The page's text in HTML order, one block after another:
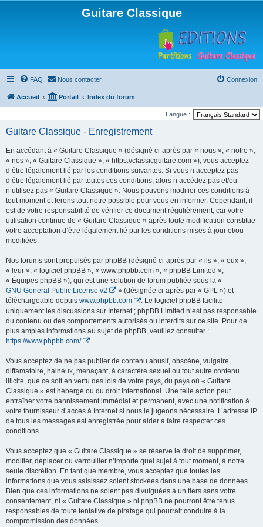
Guitare Classique
FAQ Nous contacter Connexion
Accueil Portail Index du forum
Langue :
Guitare Classique - Enregistrement
En accédant à « Guitare Classique » (désigné ci-après par « nous », « notre »,
« nos », « Guitare Classique », « https://classicguitare.com »), vous acceptez
d’être légalement lié par les conditions suivantes. Si vous n’acceptez pas
d’être légalement lié par toutes ces conditions, alors n’accédez pas et/ou
n’utilisez pas « Guitare Classique ». Nous pouvons modifier ces conditions à
tout moment et ferons tout notre possible pour vous en informer. Cependant, il
est de votre responsabilité de vérifier ce document régulièrement, car votre
utilisation continue de « Guitare Classique » après toute modification constitue
votre acceptation d’être légalement lié par les conditions mises à jour et/ou
modifiées.
Nos forums sont propulsés par phpBB (désigné ci-après par « ils », « eux »,
« leur », « logiciel phpBB », « www.phpbb.com », « phpBB Limited »,
« Équipes phpBB »), qui est une solution de forum publiée sous la «
GNU General Public License v2
» (désignée ci-après par « GPL ») et
téléchargeable depuis www.phpbb.com
. Le logiciel phpBB facilite
uniquement les discussions sur Internet ; phpBB Limited n’est pas responsable
du contenu ou des comportements autorisés ou interdits sur ce site. Pour de
plus amples informations au sujet de phpBB, veuillez consulter :
https://www.phpbb.com/
Vous acceptez de ne pas publier de contenu abusif, obscène, vulgaire,
diffamatoire, haineux, menaçant, à caractère sexuel ou tout autre contenu
illicite, que ce soit en vertu des lois de votre pays, du pays où « Guitare
Classique » est hébergé ou du droit international. Une telle action peut
entraîner votre bannissement immédiat et permanent, avec une notification à
votre fournisseur d’accès à Internet si nous le jugeons nécessaire. L’adresse IP
de tous les messages est enregistrée pour aider à faire respecter ces
conditions.
Vous acceptez que « Guitare Classique » se réserve le droit de supprimer,
modifier, déplacer ou verrouiller n’importe quel sujet à tout moment, à notre
seule discrétion. En tant que membre, vous acceptez que toutes les
informations que vous saisissez soient stockées dans une base de données.
Bien que ces informations ne soient pas divulguées à un tiers sans votre
consentement, ni « Guitare Classique » ni phpBB ne pourront être tenus
responsables de toute tentative de piratage qui pourrait conduire à la
compromission des données.